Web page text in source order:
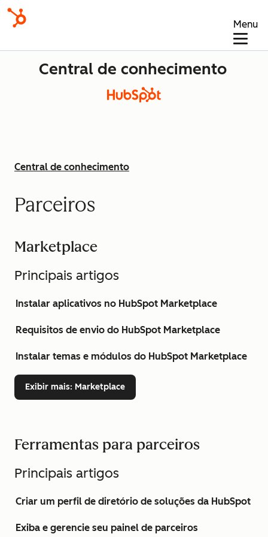
Menu
Central de conhecimento
Central de conhecimento
Parceiros
Marketplace
Principais artigos
Instalar aplicativos no HubSpot Marketplace
Requisitos de envio do HubSpot Marketplace
Instalar temas e módulos do HubSpot Marketplace
Exibir mais: Marketplace
Ferramentas para parceiros
Principais artigos
Criar um perfil de diretório de soluções da HubSpot
Exiba e gerencie seu painel de parceiros